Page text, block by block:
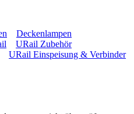
Deckenlampen
URail Zubehör
URail Einspeisung & Verbinder